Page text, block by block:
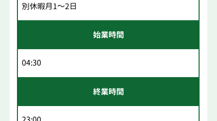
別休暇月1～2日
始業時間
04:30
終業時間